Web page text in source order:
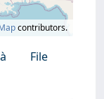
contributors.
File